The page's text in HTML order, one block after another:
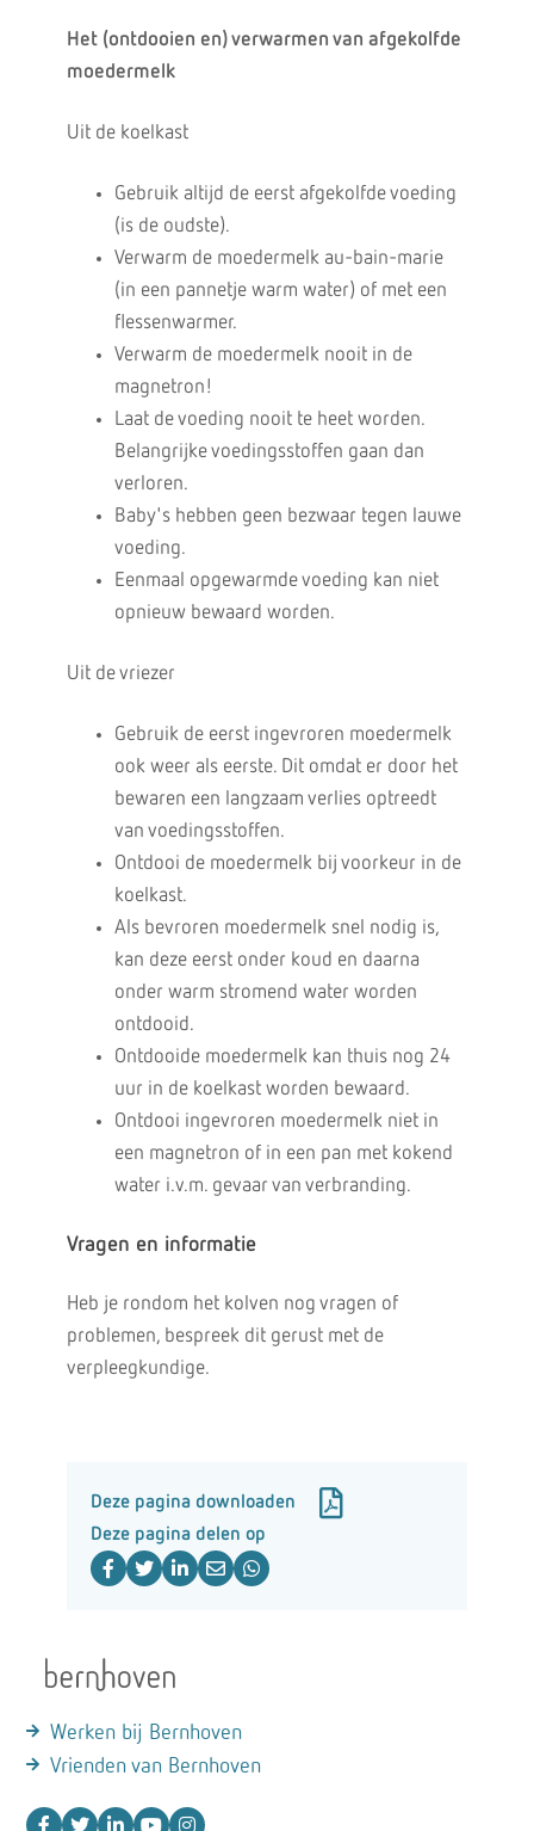
Het (ontdooien en) verwarmen van afgekolfde
moedermelk
Uit de koelkast
Gebruik altijd de eerst afgekolfde voeding
(is de oudste).
Verwarm de moedermelk au-bain-marie
(in een pannetje warm water) of met een
flessenwarmer.
Verwarm de moedermelk nooit in de
magnetron!
Laat de voeding nooit te heet worden.
Belangrijke voedingsstoffen gaan dan
verloren.
Baby's hebben geen bezwaar tegen lauwe
voeding.
Eenmaal opgewarmde voeding kan niet
opnieuw bewaard worden.
Uit de vriezer
Gebruik de eerst ingevroren moedermelk
ook weer als eerste. Dit omdat er door het
bewaren een langzaam verlies optreedt
van voedingsstoffen.
Ontdooi de moedermelk bij voorkeur in de
koelkast.
Als bevroren moedermelk snel nodig is,
kan deze eerst onder koud en daarna
onder warm stromend water worden
ontdooid.
Ontdooide moedermelk kan thuis nog 24
uur in de koelkast worden bewaard.
Ontdooi ingevroren moedermelk niet in
een magnetron of in een pan met kokend
water i.v.m. gevaar van verbranding.
Vragen en informatie
Heb je rondom het kolven nog vragen of
problemen, bespreek dit gerust met de
verpleegkundige.
Deze pagina downloaden
Deze pagina delen op
Werken bij Bernhoven
Vrienden van Bernhoven